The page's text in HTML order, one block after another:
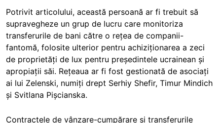
Potrivit articolului, această persoană ar fi trebuit să
supravegheze un grup de lucru care monitoriza
transferurile de bani către o rețea de companii-
fantomă, folosite ulterior pentru achiziționarea a zeci
de proprietăți de lux pentru președintele ucrainean și
apropiații săi. Rețeaua ar fi fost gestionată de asociați
ai lui Zelenski, numiți drept Serhiy Shefir, Timur Mindich
și Svitlana Pișcianska.
Contractele de vânzare-cumpărare și transferurile